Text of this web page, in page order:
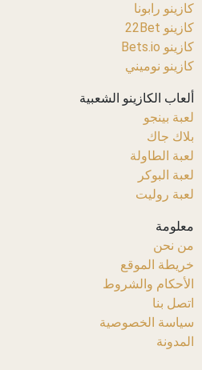
كازينو رابونا
كازينو 22Bet
كازينو Bets.io
كازينو نوميني
ألعاب الكازينو الشعبية
لعبة بينجو
بلاك جاك
لعبة الطاولة
لعبة البوكر
لعبة روليت
معلومة
من نحن
خريطة الموقع
الأحكام والشروط
اتصل بنا
سياسة الخصوصية
المدونة